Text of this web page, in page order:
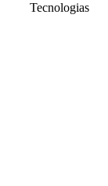
Tecnologias